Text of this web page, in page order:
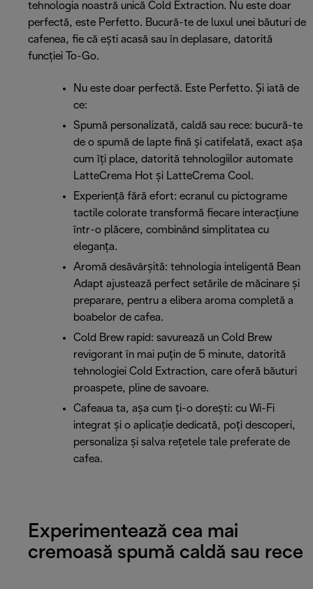
tehnologia noastră unică Cold Extraction. Nu este doar
perfectă, este Perfetto. Bucură-te de luxul unei băuturi de
cafenea, fie că ești acasă sau în deplasare, datorită
funcției To-Go.
Nu este doar perfectă. Este Perfetto. Și iată de
ce:
Spumă personalizată, caldă sau rece: bucură-te
de o spumă de lapte fină și catifelată, exact așa
cum îți place, datorită tehnologiilor automate
LatteCrema Hot și LatteCrema Cool.
Experiență fără efort: ecranul cu pictograme
tactile colorate transformă fiecare interacțiune
într-o plăcere, combinând simplitatea cu
eleganța.
Aromă desăvârșită: tehnologia inteligentă Bean
Adapt ajustează perfect setările de măcinare și
preparare, pentru a elibera aroma completă a
boabelor de cafea.
Cold Brew rapid: savurează un Cold Brew
revigorant în mai puțin de 5 minute, datorită
tehnologiei Cold Extraction, care oferă băuturi
proaspete, pline de savoare.
Cafeaua ta, așa cum ți-o dorești: cu Wi-Fi
integrat și o aplicație dedicată, poți descoperi,
personaliza și salva rețetele tale preferate de
cafea.
Experimentează cea mai
cremoasă spumă caldă sau rece